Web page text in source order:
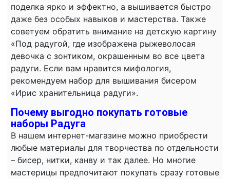
поделка ярко и эффектно, а вышивается быстро
даже без особых навыков и мастерства. Также
советуем обратить внимание на детскую картину
«Под радугой, где изображена рыжеволосая
девочка с зонтиком, окрашенным во все цвета
радуги. Если вам нравится мифология,
рекомендуем набор для вышивания бисером
«Ирис хранительница радуги».
Почему выгодно покупать готовые
наборы Радуга
В нашем интернет-магазине можно приобрести
любые материалы для творчества по отдельности
– бисер, нитки, канву и так далее. Но многие
мастерицы предпочитают покупать сразу готовые